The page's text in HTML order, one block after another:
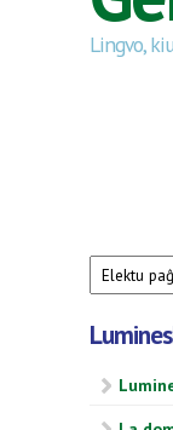
Lingvo,